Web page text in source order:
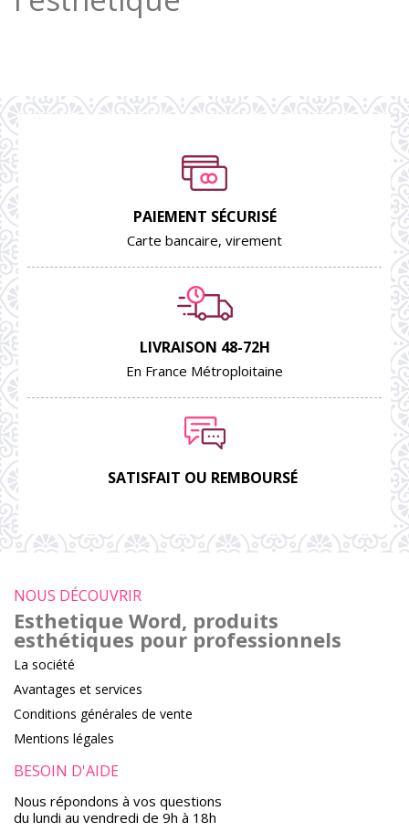
PAIEMENT SÉCURISÉ
Carte bancaire, virement
LIVRAISON 48-72H
En France Métroploitaine
SATISFAIT OU REMBOURSÉ
NOUS DÉCOUVRIR
Esthetique Word, produits
esthétiques pour professionnels
La société
Avantages et services
Conditions générales de vente
Mentions légales
BESOIN D'AIDE
Nous répondons à vos questions
du lundi au vendredi de 9h à 18h